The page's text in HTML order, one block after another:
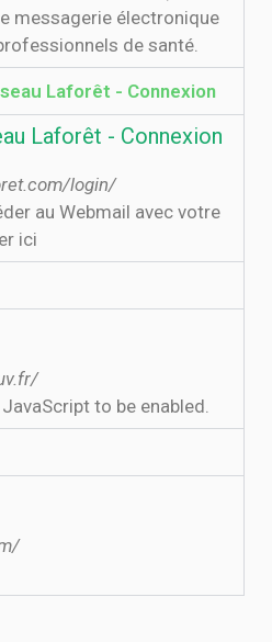
messagerie électronique
de santé.
Laforêt - Connexion
Laforêt - Connexion
login/
au Webmail avec votre
ici
to be enabled.